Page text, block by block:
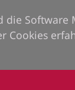
die
Cookies